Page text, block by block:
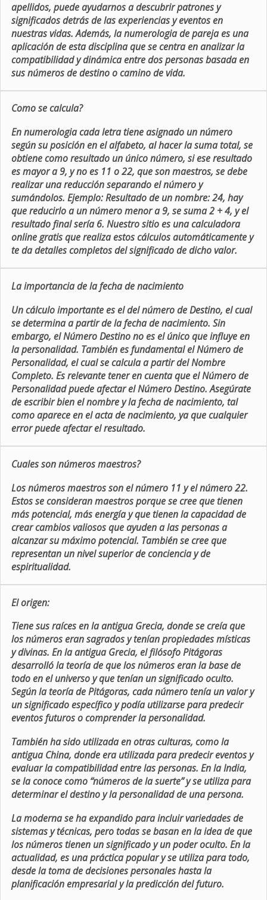
apellidos, puede ayudarnos a descubrir patrones y
significados detrás de las experiencias y eventos en
nuestras vidas. Además, la numerologia de pareja es una
aplicación de esta disciplina que se centra en analizar la
compatibilidad y dinámica entre dos personas basada en
sus números de destino o camino de vida.
Como se calcula?
En numerologia cada letra tiene asignado un número
según su posición en el alfabeto, al hacer la suma total, se
obtiene como resultado un único número, si ese resultado
es mayor a 9, y no es 11 o 22, que son maestros, se debe
realizar una reducción separando el número y
sumándolos. Ejemplo: Resultado de un nombre: 24, hay
que reducirlo a un número menor a 9, se suma 2 + 4, y el
resultado final sería 6. Nuestro sitio es una calculadora
online gratis que realiza estos cálculos automáticamente y
te da detalles completos del significado de dicho valor.
La importancia de la fecha de nacimiento
Un cálculo importante es el del número de Destino, el cual
se determina a partir de la fecha de nacimiento. Sin
embargo, el Número Destino no es el único que influye en
la personalidad. También es fundamental el Número de
Personalidad, el cual se calcula a partir del Nombre
Completo. Es relevante tener en cuenta que el Número de
Personalidad puede afectar el Número Destino. Asegúrate
de escribir bien el nombre y la fecha de nacimiento, tal
como aparece en el acta de nacimiento, ya que cualquier
error puede afectar el resultado.
Cuales son números maestros?
Los números maestros son el número 11 y el número 22.
Estos se consideran maestros porque se cree que tienen
más potencial, más energía y que tienen la capacidad de
crear cambios valiosos que ayuden a las personas a
alcanzar su máximo potencial. También se cree que
representan un nivel superior de conciencia y de
espiritualidad.
El origen:
Tiene sus raíces en la antigua Grecia, donde se creía que
los números eran sagrados y tenían propiedades místicas
y divinas. En la antigua Grecia, el filósofo Pitágoras
desarrolló la teoría de que los números eran la base de
todo en el universo y que tenían un significado oculto.
Según la teoría de Pitágoras, cada número tenía un valor y
un significado específico y podía utilizarse para predecir
eventos futuros o comprender la personalidad.
También ha sido utilizada en otras culturas, como la
antigua China, donde era utilizada para predecir eventos y
evaluar la compatibilidad entre las personas. En la India,
se la conoce como “números de la suerte” y se utiliza para
determinar el destino y la personalidad de una persona.
La moderna se ha expandido para incluir variedades de
sistemas y técnicas, pero todas se basan en la idea de que
los números tienen un significado y un poder oculto. En la
actualidad, es una práctica popular y se utiliza para todo,
desde la toma de decisiones personales hasta la
planificación empresarial y la predicción del futuro.